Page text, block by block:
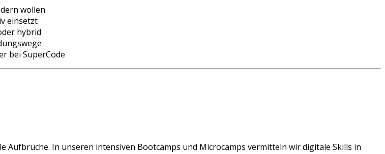
wollen
einsetzt
hybrid
bei SuperCode
In unseren intensiven Bootcamps und Microcamps vermitteln wir digitale Skills in